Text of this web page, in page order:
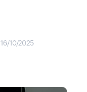
16/10/2025